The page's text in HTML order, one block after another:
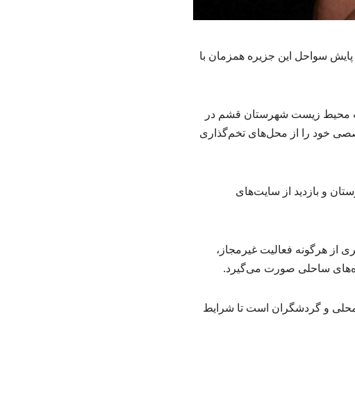
سواحل این جزیره همزمان با
محیط زیست شهرستان قشم در
خود را از محل‌های تخم‌گذاری
و بازدید از سایت‌های
هرگونه فعالیت غیرمجاز،
ساحلی صورت می‌گیرد.
و گردشگران است تا شرایط